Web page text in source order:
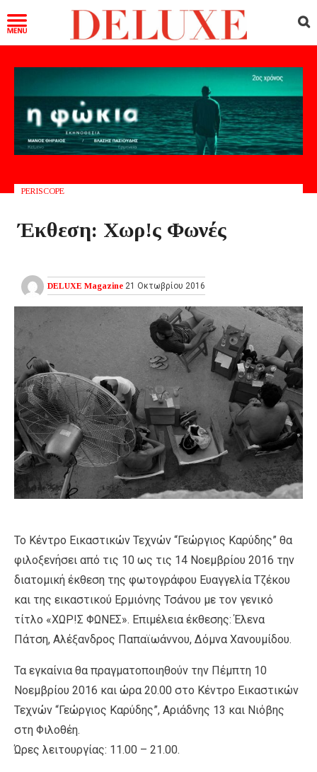
PERISCOPE
Έκθεση: Χωρ!ς Φωνές
DELUXE Magazine 21 Οκτωβρίου 2016
Το Κέντρο Εικαστικών Τεχνών “Γεώργιος Καρύδης” θα
φιλοξενήσει από τις 10 ως τις 14 Νοεμβρίου 2016 την
διατομική έκθεση της φωτογράφου Ευαγγελία Τζέκου
και της εικαστικού Ερμιόνης Τσάνου με τον γενικό
τίτλο «ΧΩΡ!Σ ΦΩΝΕΣ». Επιμέλεια έκθεσης: Έλενα
Πάτση, Αλέξανδρος Παπαϊωάννου, Δόμνα Χανουμίδου.
Τα εγκαίνια θα πραγματοποιηθούν την Πέμπτη 10
Νοεμβρίου 2016 και ώρα 20.00 στο Κέντρο Εικαστικών
Τεχνών “Γεώργιος Καρύδης”, Αριάδνης 13 και Νιόβης
στη Φιλοθέη.
Ώρες λειτουργίας: 11.00 – 21.00.